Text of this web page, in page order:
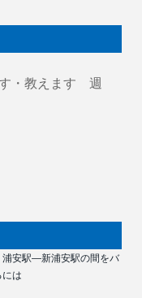
・教えます 週
浦安駅―新浦安駅の間をバ
には